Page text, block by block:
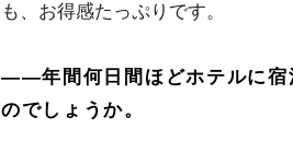
も、お得感たっぷりです。
――年間何日間ほどホテルに宿
のでしょうか。